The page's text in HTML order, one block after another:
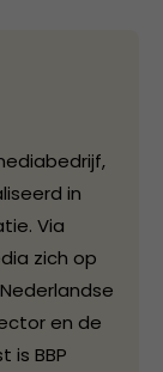
in
Via
zich op
en de
is BBP